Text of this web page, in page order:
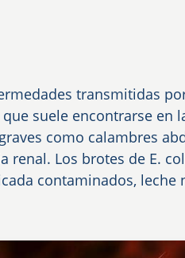
transmitidas
suele encontrarse en
como calambres
renal. Los brotes de E.
contaminados, leche